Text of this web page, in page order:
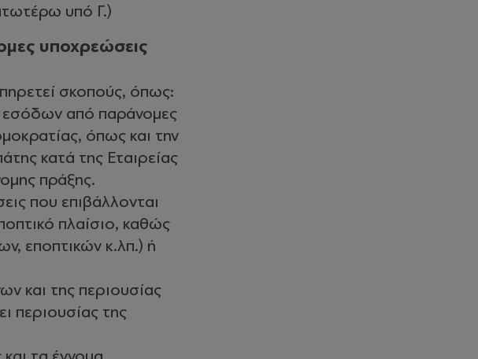
υπό Γ.)
υποχρεώσεις
σκοπούς, όπως:
εσόδων από παράνομες
όπως και την
κατά της Εταιρείας
πράξης.
που επιβάλλονται
πλαίσιο, καθώς
εποπτικών κ.λπ.) ή
και της περιουσίας
περιουσίας της